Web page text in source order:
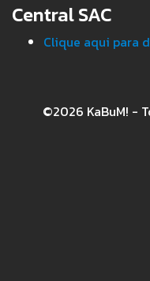
Central SAC
Clique aqui para
©2026 KaBuM! -